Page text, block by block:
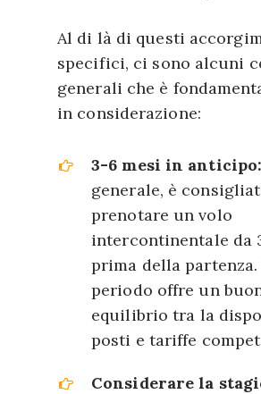
Al di là di questi
specifici, ci sono alcuni
generali che è
in considerazione:
3-6 mesi in anticipo:
generale, è
prenotare un volo
intercontinentale da
prima della
periodo offre un
equilibrio tra la
posti e tariffe
Considerare la